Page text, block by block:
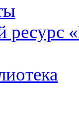
ресурс